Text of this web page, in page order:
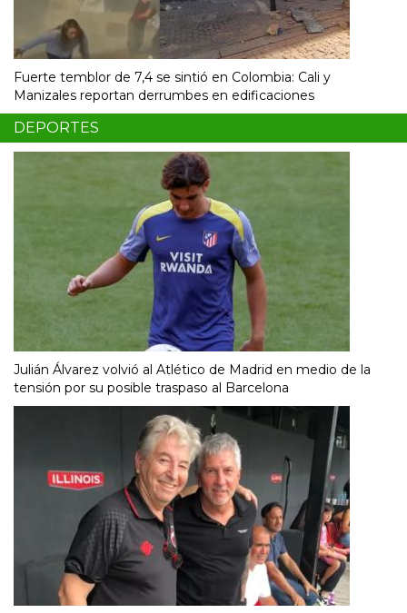
Fuerte temblor de 7,4 se sintió en Colombia: Cali y
Manizales reportan derrumbes en edificaciones
DEPORTES
Julián Álvarez volvió al Atlético de Madrid en medio de la
tensión por su posible traspaso al Barcelona